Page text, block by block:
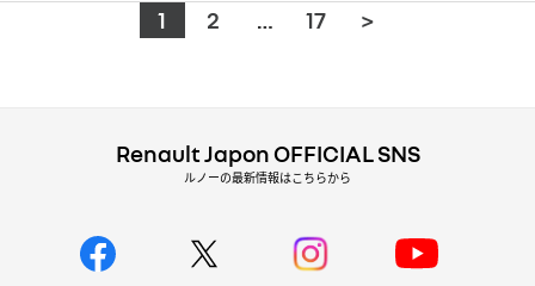
1 2 … 17 >
Renault Japon OFFICIAL SNS
ルノーの最新情報はこちらから